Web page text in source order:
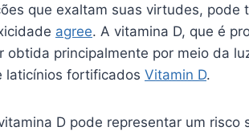
que exaltam suas virtudes, pode
agree. A vitamina D, que é
obtida principalmente por meio da
laticínios fortificados Vitamin D.
D pode representar um risco